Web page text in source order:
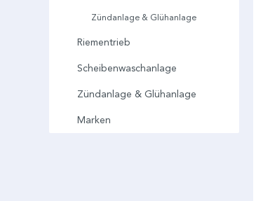
Zündanlage & Glühanlage
Riementrieb
Scheibenwaschanlage
Zündanlage & Glühanlage
Marken